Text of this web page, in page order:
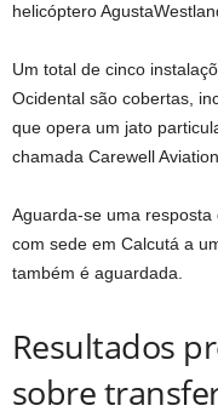
helicóptero
Um total de cinco
Ocidental são cobertas,
que opera um jato
chamada Carewell
Aguarda-se uma
com sede em Calcutá a
também é aguardada.
Resultados
sobre